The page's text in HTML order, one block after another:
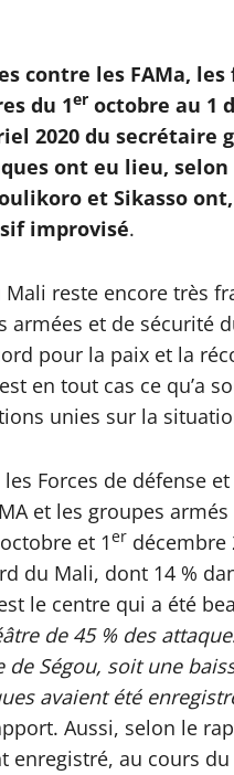
contre les FAMa,
du 1er octobre au 1
2020 du secrétaire
ont eu lieu,
et Sikasso
improvisé.
reste encore très
armées et de sécurité
pour la paix et la
en tout cas ce
unies sur la
Forces de défense
et les groupes
octobre et 1er décembre
du Mali, dont 14 %
le centre qui a été
de 45 % des
de Ségou, soit une
avaient été
Aussi, selon le
enregistré, au cours